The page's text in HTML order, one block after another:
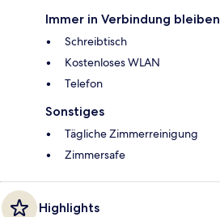
Immer in Verbindung bleiben
Schreibtisch
Kostenloses WLAN
Telefon
Sonstiges
Tägliche Zimmerreinigung
Zimmersafe
Highlights